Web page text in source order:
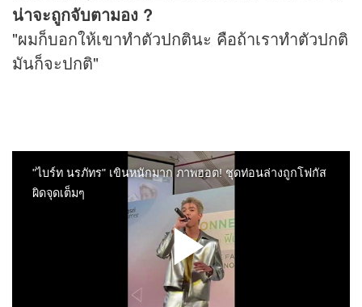
น่าจะถูกจับตามอง ?
"ผมก็บอกให้เขาทำตัวปกตินะ คือถ้าเราทำตัวปกติ
มันก็จะปกติ"